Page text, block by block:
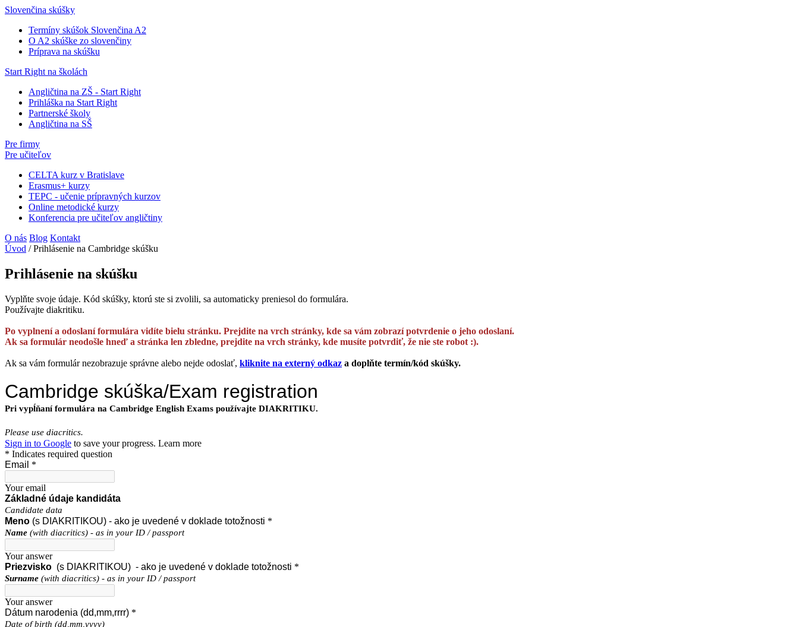
Slovenčina skúšky
Termíny skúšok Slovenčina A2
O A2 skúške zo slovenčiny
Príprava na skúšku
Start Right na školách
Angličtina na ZŠ - Start Right
Prihláška na Start Right
Partnerské školy
Angličtina na SŠ
Pre firmy
Pre učiteľov
CELTA kurz v Bratislave
Erasmus+ kurzy
TEPC - učenie prípravných kurzov
Online metodické kurzy
Konferencia pre učiteľov angličtiny
O nás Blog Kontakt
Úvod /Prihlásenie na Cambridge skúšku
Prihlásenie na skúšku
Vyplňte svoje údaje. Kód skúšky, ktorú ste si zvolili, sa automaticky preniesol do formulára.
Používajte diakritiku.
Po vyplnení a odoslaní formulára vidíte bielu stránku. Prejdite na vrch stránky, kde sa vám zobrazí potvrdenie o jeho odoslaní.
Ak sa formulár neodošle hneď a stránka len zbledne, prejdite na vrch stránky, kde musíte potvrdiť, že nie ste robot :).
Ak sa vám formulár nezobrazuje správne alebo nejde odoslať, kliknite na externý odkaz a doplňte termín/kód skúšky.